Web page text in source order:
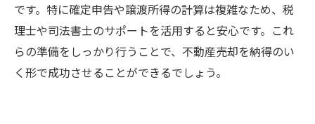
です。特に確定申告や譲渡所得の計算は複雑なため、税
理士や司法書士のサポートを活用すると安心です。これ
らの準備をしっかり行うことで、不動産売却を納得のい
く形で成功させることができるでしょう。